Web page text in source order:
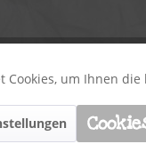
Cookies, um Ihnen